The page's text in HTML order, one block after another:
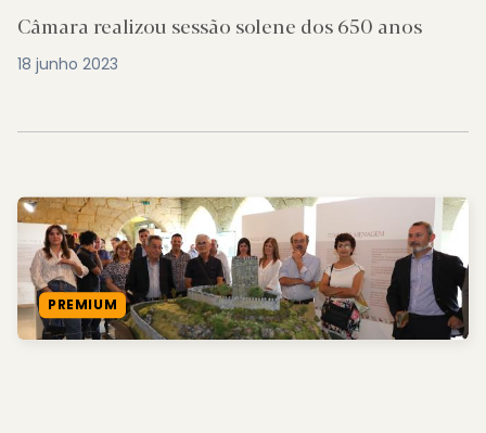
Câmara realizou sessão solene dos 650 anos
18 junho 2023
PREMIUM